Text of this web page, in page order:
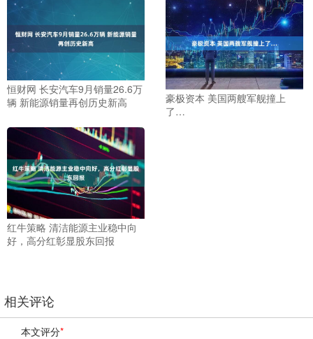
恒财网 长安汽车9月销量26.6万
辆 新能源销量再创历史新高
豪极资本 美国两艘军舰撞上
了…
红牛策略 清洁能源主业稳中向
好，高分红彰显股东回报
相关评论
本文评分*